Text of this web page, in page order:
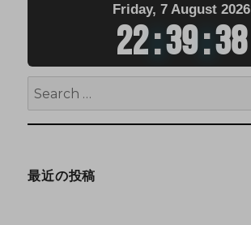
Friday, 7 August 2026
22:39:38
最近の投稿